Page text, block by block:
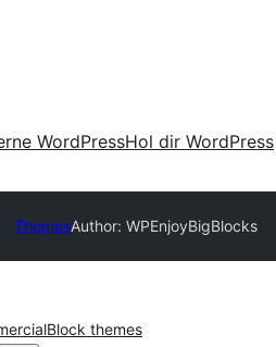
WordPressHol dir WordPress
ThemesAuthor: WPEnjoyBigBlocks
Block themes